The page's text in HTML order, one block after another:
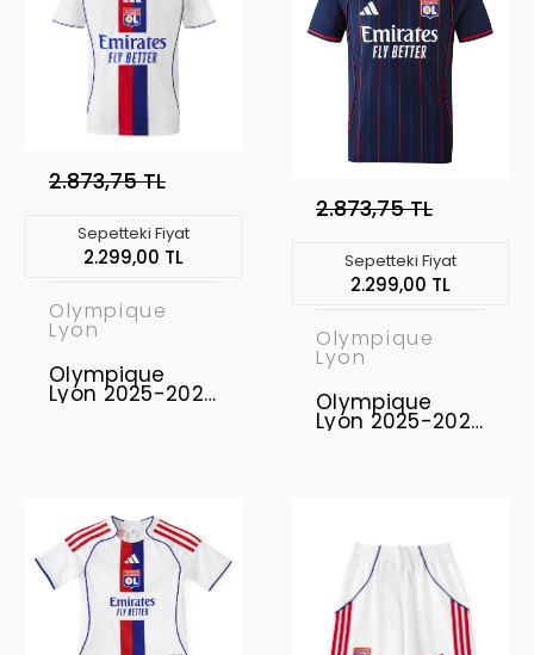
2.873,75 TL
Sepetteki Fiyat
2.299,00 TL
Olympique
Lyon
Olympique
Lyon 2025-2026
Authentic -
2.873,75 TL
Sepetteki Fiyat
2.299,00 TL
Olympique
Lyon
Olympique
Lyon 2025-2026
Authentic -